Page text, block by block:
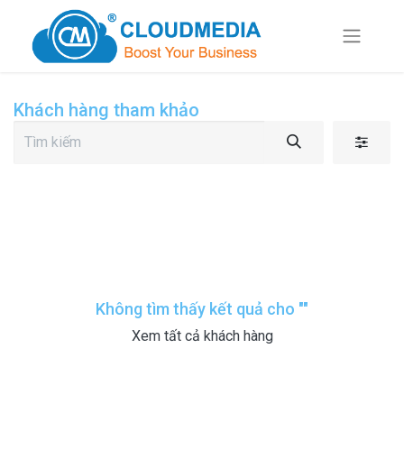
Khách hàng tham khảo
Không tìm thấy kết quả cho ""
Xem tất cả khách hàng